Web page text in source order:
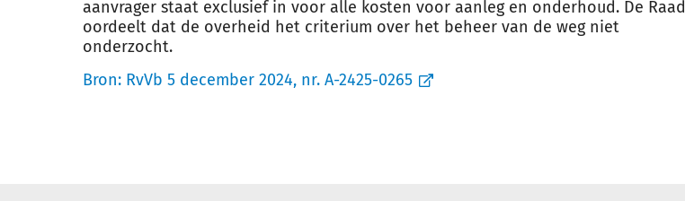
aanvrager staat exclusief in voor alle kosten voor aanleg en onderhoud. De Raad
oordeelt dat de overheid het criterium over het beheer van de weg niet
onderzocht.
Bron: RvVb 5 december 2024, nr. A-2425-0265